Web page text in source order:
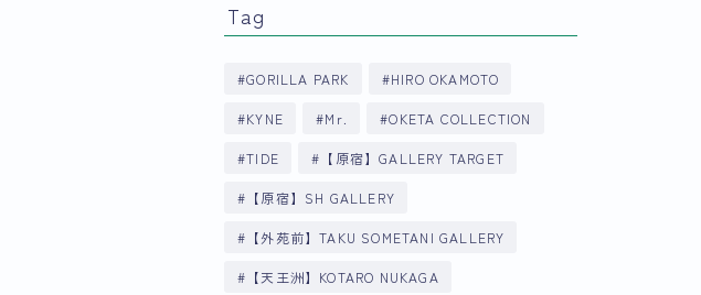
Tag
GORILLA PARK HIRO OKAMOTO
KYNE Mr. OKETA COLLECTION
TIDE 【原宿】GALLERY TARGET
【原宿】SH GALLERY
【外苑前】TAKU SOMETANI GALLERY
【天王洲】KOTARO NUKAGA